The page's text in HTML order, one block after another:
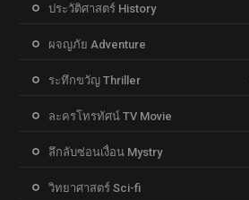
ประวัติศาสตร์ History
ผจญภัย Adventure
ระทึกขวัญ Thriller
ละครโทรทัศน์ TV Movie
ลึกลับซ่อนเงื่อน Mystry
วิทยาศาสตร์ Sci-fi